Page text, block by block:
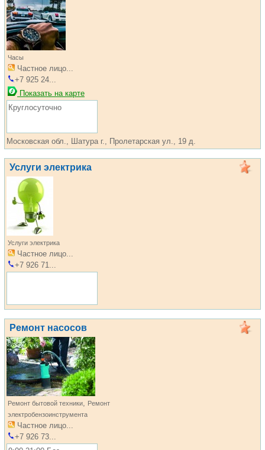
Часы
Частное лицо...
+7 925 24...
Показать на карте
Круглосуточно
Московская обл., Шатура г., Пролетарская ул., 19 д.
Услуги электрика
Услуги электрика
Частное лицо...
+7 926 71...
Ремонт насосов
Ремонт бытовой техники, Ремонт
электробензоинструмента
Частное лицо...
+7 926 73...